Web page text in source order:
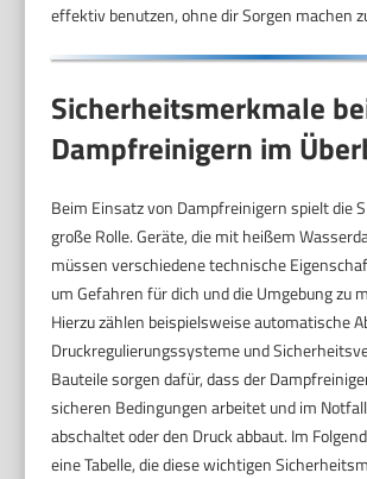
effektiv benutzen, ohne dir Sorgen machen
Sicherheitsmerkmale
Dampfreinigern im
Beim Einsatz von Dampfreinigern spielt die
große Rolle. Geräte, die mit heißem
müssen verschiedene technische
um Gefahren für dich und die Umgebung zu
Hierzu zählen beispielsweise automatische
Druckregulierungssysteme und
Bauteile sorgen dafür, dass der
sicheren Bedingungen arbeitet und im
abschaltet oder den Druck abbaut. Im
eine Tabelle, die diese wichtigen